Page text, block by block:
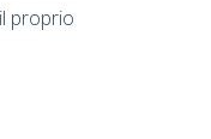
proprio